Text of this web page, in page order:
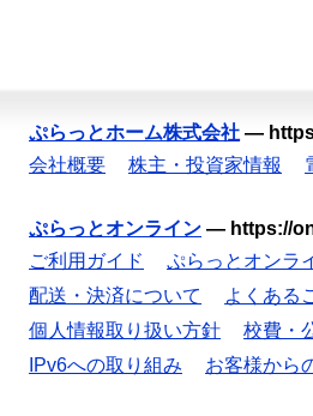
ぷらっとホーム株式会社 —
会社概要
株主・投資家情報
ぷらっとオンライン — https://
ご利用ガイド
ぷらっとオンラ
配送・決済について
よくある
個人情報取り扱い方針
校費・
IPv6への取り組み
お客様から